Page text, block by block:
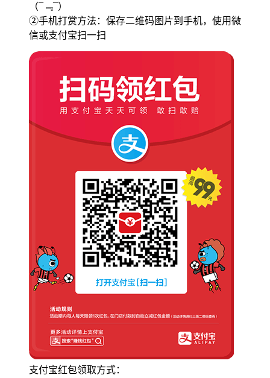
（¯﹃¯）
②手机打赏方法：保存二维码图片到手机，使用微
信或支付宝扫一扫
支付宝红包领取方式：